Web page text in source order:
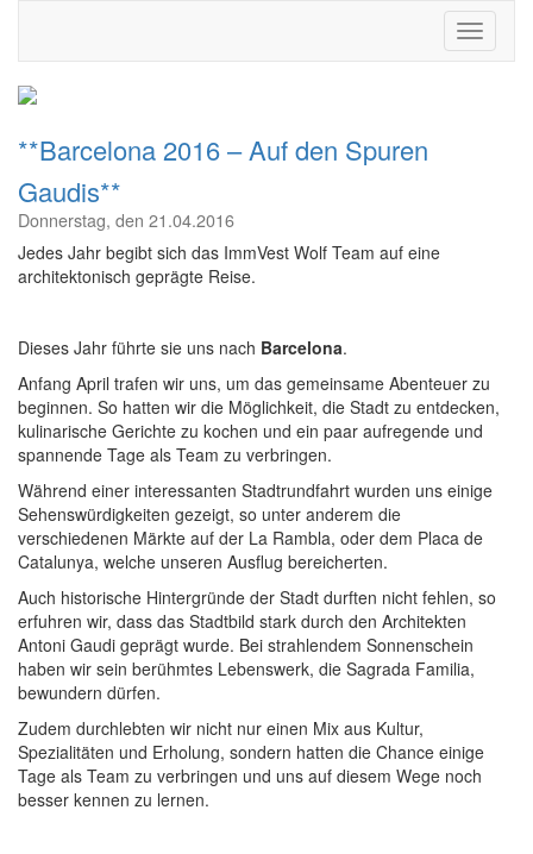
**Barcelona 2016 – Auf den Spuren
Gaudis**
Donnerstag, den 21.04.2016
Jedes Jahr begibt sich das ImmVest Wolf Team auf eine
architektonisch geprägte Reise.
Dieses Jahr führte sie uns nach Barcelona.
Anfang April trafen wir uns, um das gemeinsame Abenteuer zu
beginnen. So hatten wir die Möglichkeit, die Stadt zu entdecken,
kulinarische Gerichte zu kochen und ein paar aufregende und
spannende Tage als Team zu verbringen.
Während einer interessanten Stadtrundfahrt wurden uns einige
Sehenswürdigkeiten gezeigt, so unter anderem die
verschiedenen Märkte auf der La Rambla, oder dem Placa de
Catalunya, welche unseren Ausflug bereicherten.
Auch historische Hintergründe der Stadt durften nicht fehlen, so
erfuhren wir, dass das Stadtbild stark durch den Architekten
Antoni Gaudi geprägt wurde. Bei strahlendem Sonnenschein
haben wir sein berühmtes Lebenswerk, die Sagrada Familia,
bewundern dürfen.
Zudem durchlebten wir nicht nur einen Mix aus Kultur,
Spezialitäten und Erholung, sondern hatten die Chance einige
Tage als Team zu verbringen und uns auf diesem Wege noch
besser kennen zu lernen.